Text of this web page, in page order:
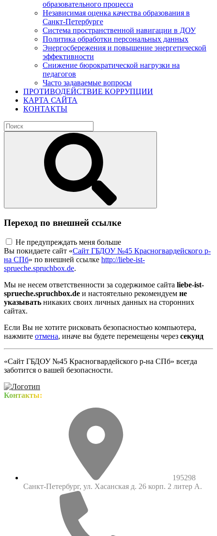
образовательного процесса
Независимая оценка качества образования в
Санкт-Петербурге
Система пространственной навигации в ДОУ
Политика обработки персональных данных
Энергосбережения и повышение энергетической
эффективности
Снижение бюрократической нагрузки на
педагогов
Часто задаваемые вопросы
ПРОТИВОДЕЙСТВИЕ КОРРУПЦИИ
КАРТА САЙТА
КОНТАКТЫ
Переход по внешней ссылке
Не предупреждать меня больше
Вы покидаете сайт «Сайт ГБДОУ №45 Красногвардейского р-
на СПб» по внешней ссылке http://liebe-ist-
sprueche.spruchbox.de.
Мы не несем ответственности за содержимое сайта liebe-ist-
sprueche.spruchbox.de и настоятельно рекомендуем не
указывать никаких своих личных данных на сторонних
сайтах.
Если Вы не хотите рисковать безопасностью компьютера,
нажмите отмена, иначе вы будете перемещены через секунд
«Сайт ГБДОУ №45 Красногвардейского р-на СПб» всегда
заботится о вашей безопасности.
Контакты:
195298
Санкт-Петербург, ул. Хасанская д. 26 корп. 2 литер А.